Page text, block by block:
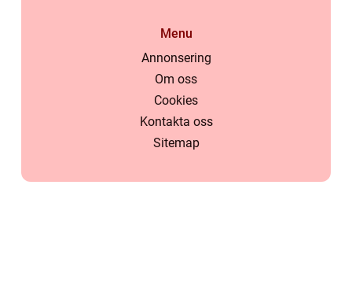
Menu
Annonsering
Om oss
Cookies
Kontakta oss
Sitemap